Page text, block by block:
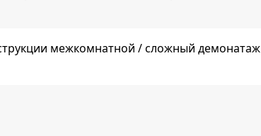
межкомнатной / сложный демонатаж